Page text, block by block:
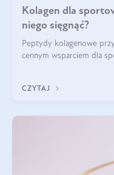
Kolagen dla
niego sięgnąć?
Peptydy kolagenowe
cennym wsparciem dla
CZYTAJ